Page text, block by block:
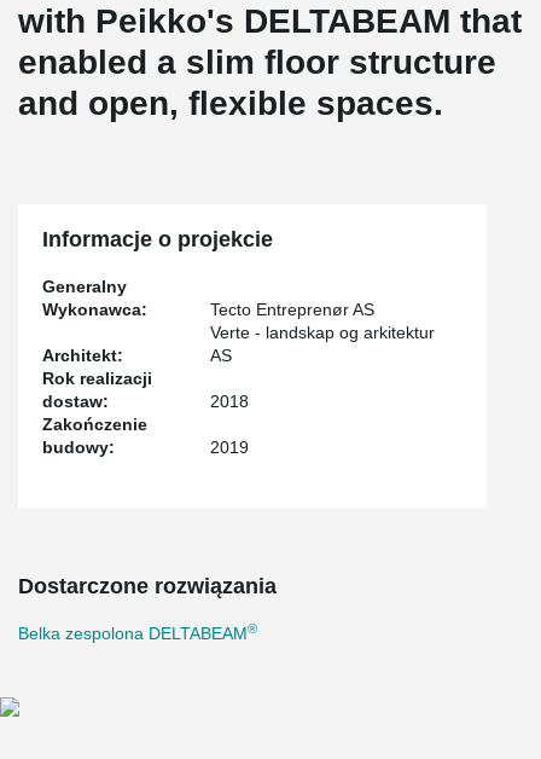
with Peikko's DELTABEAM that
enabled a slim floor structure
and open, flexible spaces.
Informacje o projekcie
Generalny
Wykonawca:
Tecto Entreprenør AS
Architekt:
Verte - landskap og arkitektur
AS
Rok realizacji
dostaw:
2018
Zakończenie
budowy:
2019
Dostarczone rozwiązania
Belka zespolona DELTABEAM®